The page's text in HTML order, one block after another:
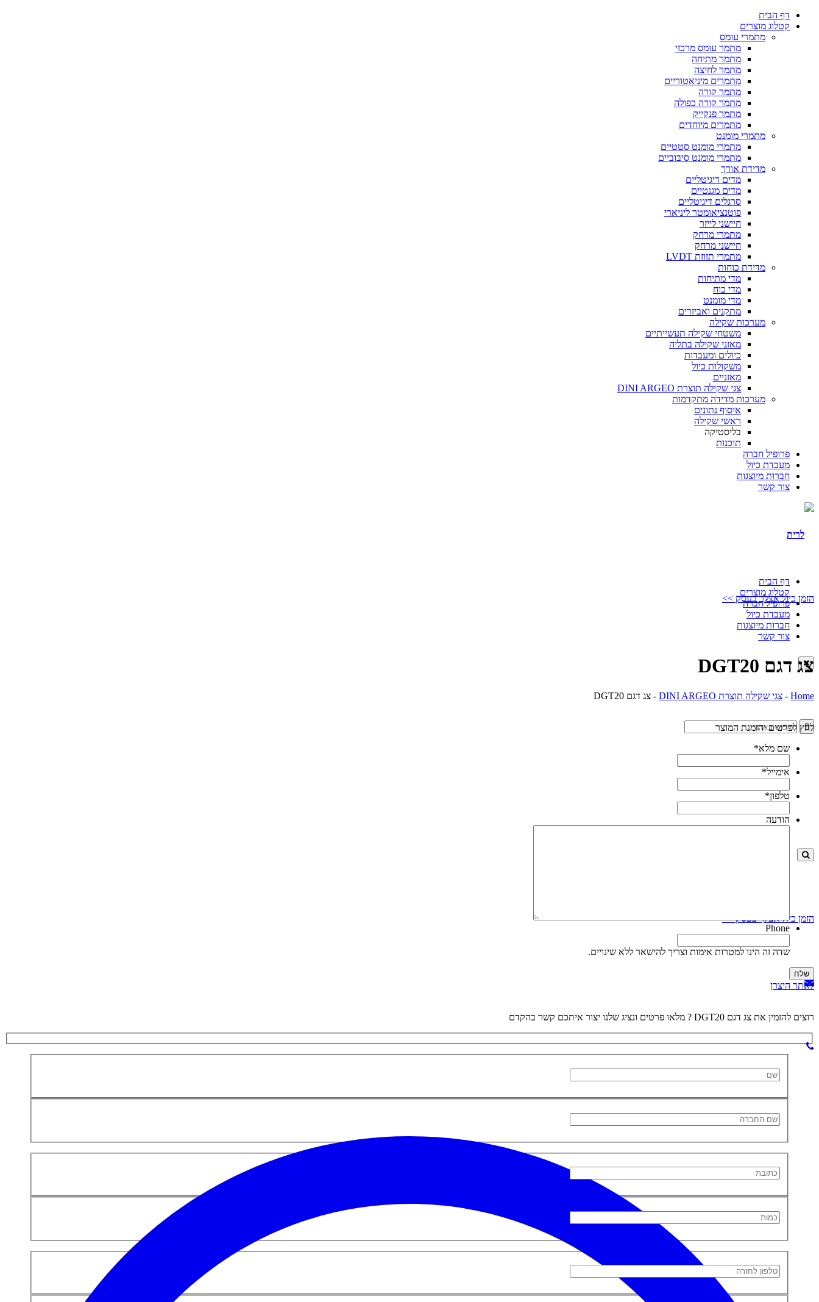
דף הבית
קטלוג מוצרים
מתמרי עומס
מתמר עומס מרכזי
מתמר מתיחה
מתמר לחיצה
מתמרים מיניאטוריים
מתמר קורה
מתמר קורה כפולה
מתמר פנקייק
מתמרים מיוחדים
מתמרי מומנט
מתמרי מומנט סטטיים
מתמרי מומנט סיבוביים
מדידת אורך
מדים דיגיטליים
מדים מגנטיים
סרגלים דיגיטליים
פוטנציאומטר ליניארי
חיישני לייזר
מתמרי מרחק
חיישני מרחק
מתמרי תזוזת LVDT
מדידת כוחות
מדי מתיחות
מדי כוח
מדי מומנט
מתקנים ואביזרים
מערכות שקילה
משטחי שקילה תעשייתיים
מאזני שקילה בתליה
כיולים ומעבדות
משקולות כיול
מאזניים
צגי שקילה תוצרת DINI ARGEO
מערכות מדידה מתקדמות
איסוף נתונים
ראשי שקילה
בליסטיקה
תוכנות
פרופיל חברה
מעבדת כיול
חברות מיוצגות
צור קשר
הזמן כיול אצלך בעסק >>
הזמן כיול אצלך בעסק >>
דף הבית
קטלוג מוצרים
פרופיל חברה
מעבדת כיול
חברות מיוצגות
צור קשר
צג דגם DGT20
Home
- צגי שקילה תוצרת DINI ARGEO - צג דגם DGT20
לחץ לפרטים והזמנת המוצר
שם מלא*
אימייל*
טלפון*
הודעה
Phone
שדה זה הינו למטרות אימות וצריך להישאר ללא שינויים.
לאתר היצרן
רוצים להזמין את צג דגם DGT20 ? מלאו פרטים ונציג שלנו יצור איתכם קשר בהקדם